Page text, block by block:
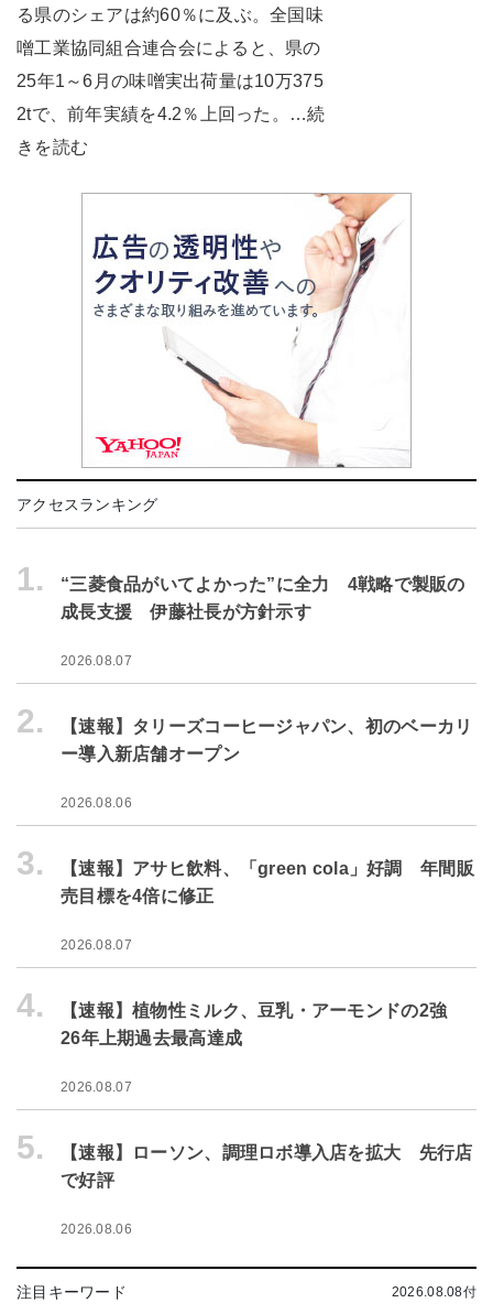
る県のシェアは約60％に及ぶ。全国味
噌工業協同組合連合会によると、県の
25年1～6月の味噌実出荷量は10万375
2tで、前年実績を4.2％上回った。…続
きを読む
アクセスランキング
1.
“三菱食品がいてよかった”に全力 4戦略で製販の
成長支援 伊藤社長が方針示す
2026.08.07
2.
【速報】タリーズコーヒージャパン、初のベーカリ
ー導入新店舗オープン
2026.08.06
3.
【速報】アサヒ飲料、「green cola」好調 年間販
売目標を4倍に修正
2026.08.07
4.
【速報】植物性ミルク、豆乳・アーモンドの2強
26年上期過去最高達成
2026.08.07
5.
【速報】ローソン、調理ロボ導入店を拡大 先行店
で好評
2026.08.06
注目キーワード 2026.08.08付